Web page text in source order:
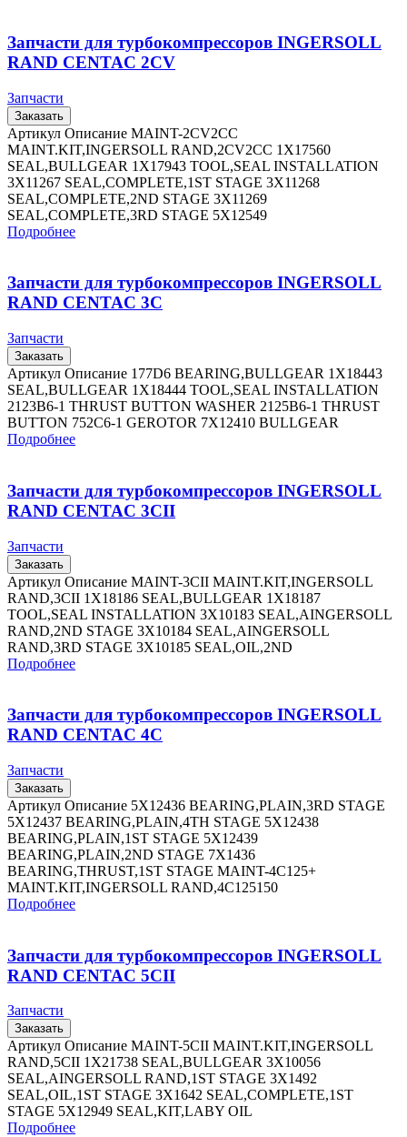
Запчасти для турбокомпрессоров INGERSOLL
RAND CENTAC 2CV
Запчасти
Заказать
Артикул Описание MAINT-2CV2CC
MAINT.KIT,INGERSOLL RAND,2CV2CC 1X17560
SEAL,BULLGEAR 1X17943 TOOL,SEAL INSTALLATION
3X11267 SEAL,COMPLETE,1ST STAGE 3X11268
SEAL,COMPLETE,2ND STAGE 3X11269
SEAL,COMPLETE,3RD STAGE 5X12549
Подробнее
Запчасти для турбокомпрессоров INGERSOLL
RAND CENTAC 3C
Запчасти
Заказать
Артикул Описание 177D6 BEARING,BULLGEAR 1X18443
SEAL,BULLGEAR 1X18444 TOOL,SEAL INSTALLATION
2123B6-1 THRUST BUTTON WASHER 2125B6-1 THRUST
BUTTON 752C6-1 GEROTOR 7X12410 BULLGEAR
Подробнее
Запчасти для турбокомпрессоров INGERSOLL
RAND CENTAC 3CII
Запчасти
Заказать
Артикул Описание MAINT-3CII MAINT.KIT,INGERSOLL
RAND,3CII 1X18186 SEAL,BULLGEAR 1X18187
TOOL,SEAL INSTALLATION 3X10183 SEAL,AINGERSOLL
RAND,2ND STAGE 3X10184 SEAL,AINGERSOLL
RAND,3RD STAGE 3X10185 SEAL,OIL,2ND
Подробнее
Запчасти для турбокомпрессоров INGERSOLL
RAND CENTAC 4C
Запчасти
Заказать
Артикул Описание 5X12436 BEARING,PLAIN,3RD STAGE
5X12437 BEARING,PLAIN,4TH STAGE 5X12438
BEARING,PLAIN,1ST STAGE 5X12439
BEARING,PLAIN,2ND STAGE 7X1436
BEARING,THRUST,1ST STAGE MAINT-4C125+
MAINT.KIT,INGERSOLL RAND,4C125150
Подробнее
Запчасти для турбокомпрессоров INGERSOLL
RAND CENTAC 5CII
Запчасти
Заказать
Артикул Описание MAINT-5CII MAINT.KIT,INGERSOLL
RAND,5CII 1X21738 SEAL,BULLGEAR 3X10056
SEAL,AINGERSOLL RAND,1ST STAGE 3X1492
SEAL,OIL,1ST STAGE 3X1642 SEAL,COMPLETE,1ST
STAGE 5X12949 SEAL,KIT,LABY OIL
Подробнее